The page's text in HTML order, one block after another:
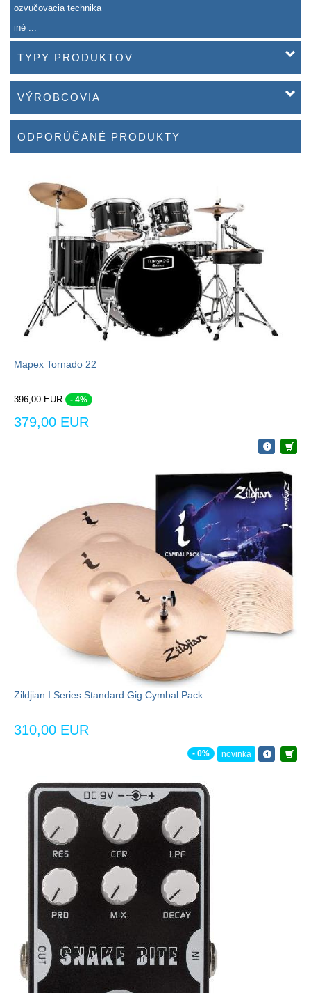
ozvučovacia technika
iné ...
TYPY PRODUKTOV
VÝROBCOVIA
ODPORÚČANÉ PRODUKTY
Mapex Tornado 22
396,00 EUR - 4%
379,00 EUR
Zildjian I Series Standard Gig Cymbal Pack
310,00 EUR
- 0% novinka